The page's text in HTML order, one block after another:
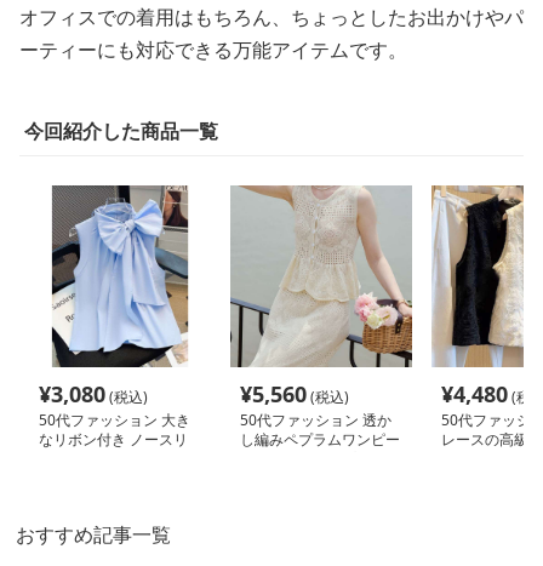
オフィスでの着用はもちろん、ちょっとしたお出かけやパ
ーティーにも対応できる万能アイテムです。
今回紹介した商品一覧
¥3,080(税込)
50代ファッション 大き
なリボン付き ノースリ
¥5,560(税込)
50代ファッション 透か
し編みペプラムワンピー
¥4,480(税
50代ファッシ
レースの高級
おすすめ記事一覧